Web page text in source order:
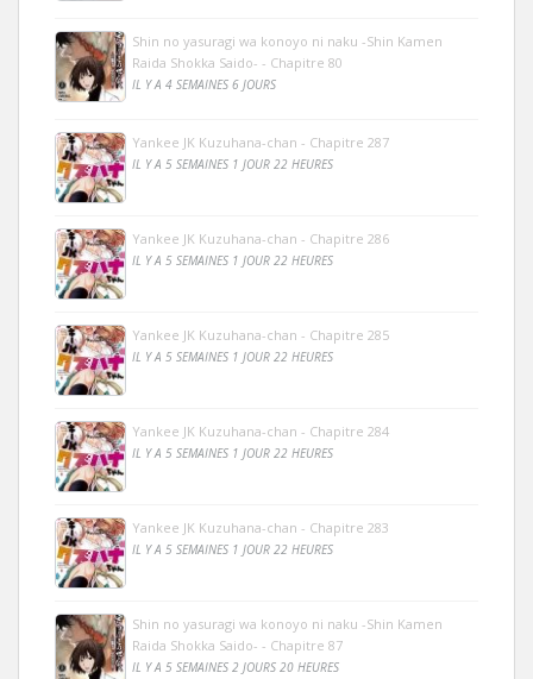
Shin no yasuragi wa konoyo ni naku -Shin Kamen
Raida Shokka Saido- - Chapitre 80
IL Y A 4 SEMAINES 6 JOURS
Yankee JK Kuzuhana-chan - Chapitre 287
IL Y A 5 SEMAINES 1 JOUR 22 HEURES
Yankee JK Kuzuhana-chan - Chapitre 286
IL Y A 5 SEMAINES 1 JOUR 22 HEURES
Yankee JK Kuzuhana-chan - Chapitre 285
IL Y A 5 SEMAINES 1 JOUR 22 HEURES
Yankee JK Kuzuhana-chan - Chapitre 284
IL Y A 5 SEMAINES 1 JOUR 22 HEURES
Yankee JK Kuzuhana-chan - Chapitre 283
IL Y A 5 SEMAINES 1 JOUR 22 HEURES
Shin no yasuragi wa konoyo ni naku -Shin Kamen
Raida Shokka Saido- - Chapitre 87
IL Y A 5 SEMAINES 2 JOURS 20 HEURES